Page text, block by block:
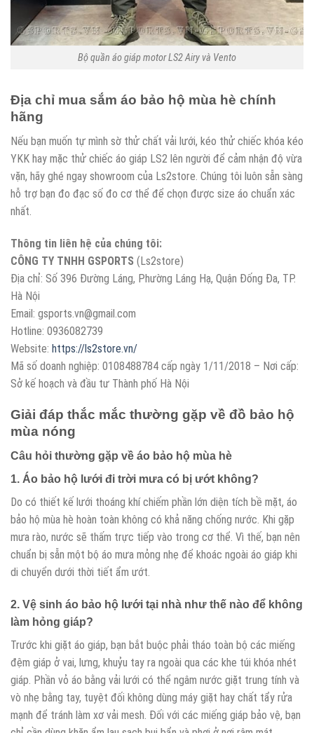
Bộ quần áo giáp motor LS2 Airy và Vento
Địa chỉ mua sắm áo bảo hộ mùa hè chính
hãng
Nếu bạn muốn tự mình sờ thử chất vải lưới, kéo thử chiếc khóa kéo
YKK hay mặc thử chiếc áo giáp LS2 lên người để cảm nhận độ vừa
vặn, hãy ghé ngay showroom của Ls2store. Chúng tôi luôn sẵn sàng
hỗ trợ bạn đo đạc số đo cơ thể để chọn được size áo chuẩn xác
nhất.
Thông tin liên hệ của chúng tôi:
CÔNG TY TNHH GSPORTS (Ls2store)
Địa chỉ: Số 396 Đường Láng, Phường Láng Hạ, Quận Đống Đa, TP.
Hà Nội
Email: gsports.vn@gmail.com
Hotline: 0936082739
Website: https://ls2store.vn/
Mã số doanh nghiệp: 0108488784 cấp ngày 1/11/2018 – Nơi cấp:
Sở kế hoạch và đầu tư Thành phố Hà Nội
Giải đáp thắc mắc thường gặp về đồ bảo hộ
mùa nóng
Câu hỏi thường gặp về áo bảo hộ mùa hè
1. Áo bảo hộ lưới đi trời mưa có bị ướt không?
Do có thiết kế lưới thoáng khí chiếm phần lớn diện tích bề mặt, áo
bảo hộ mùa hè hoàn toàn không có khả năng chống nước. Khi gặp
mưa rào, nước sẽ thấm trực tiếp vào trong cơ thể. Vì thế, bạn nên
chuẩn bị sẵn một bộ áo mưa mỏng nhẹ để khoác ngoài áo giáp khi
di chuyển dưới thời tiết ẩm ướt.
2. Vệ sinh áo bảo hộ lưới tại nhà như thế nào để không
làm hỏng giáp?
Trước khi giặt áo giáp, bạn bắt buộc phải tháo toàn bộ các miếng
đệm giáp ở vai, lưng, khuỷu tay ra ngoài qua các khe túi khóa nhét
giáp. Phần vỏ áo bằng vải lưới có thể ngâm nước giặt trung tính và
vò nhẹ bằng tay, tuyệt đối không dùng máy giặt hay chất tẩy rửa
mạnh để tránh làm xơ vải mesh. Đối với các miếng giáp bảo vệ, bạn